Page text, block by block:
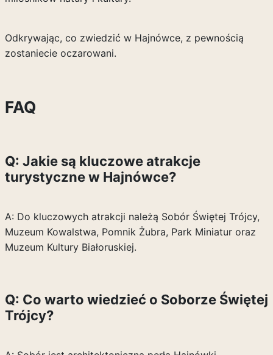
Odkrywając, co zwiedzić w Hajnówce, z pewnością
zostaniecie oczarowani.
FAQ
Q: Jakie są kluczowe atrakcje
turystyczne w Hajnówce?
A: Do kluczowych atrakcji należą Sobór Świętej Trójcy,
Muzeum Kowalstwa, Pomnik Żubra, Park Miniatur oraz
Muzeum Kultury Białoruskiej.
Q: Co warto wiedzieć o Soborze Świętej
Trójcy?